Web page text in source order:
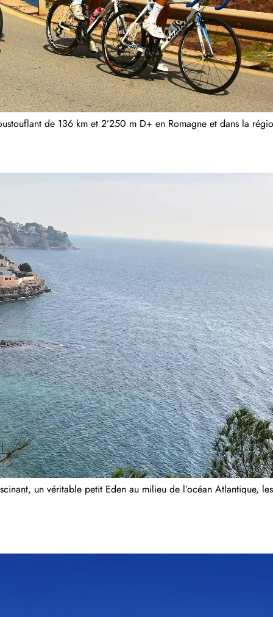
de 136 km et 2’250 m D+ en Romagne et dans la
un véritable petit Eden au milieu de l’océan Atlantique,